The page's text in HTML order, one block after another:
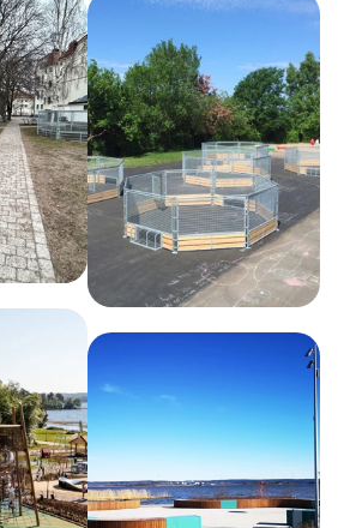
med att du får en nyproducerad
har en eller ett par månader på
levereras mellan 1-3 veckor lite
det är och vilka kapaciteter som
En produkt kan alltid ta slut om den
än förväntat, men vi gör allt vi kan
en utvald produkt såsnabbt som
leverans när du är i kontakt med oss.